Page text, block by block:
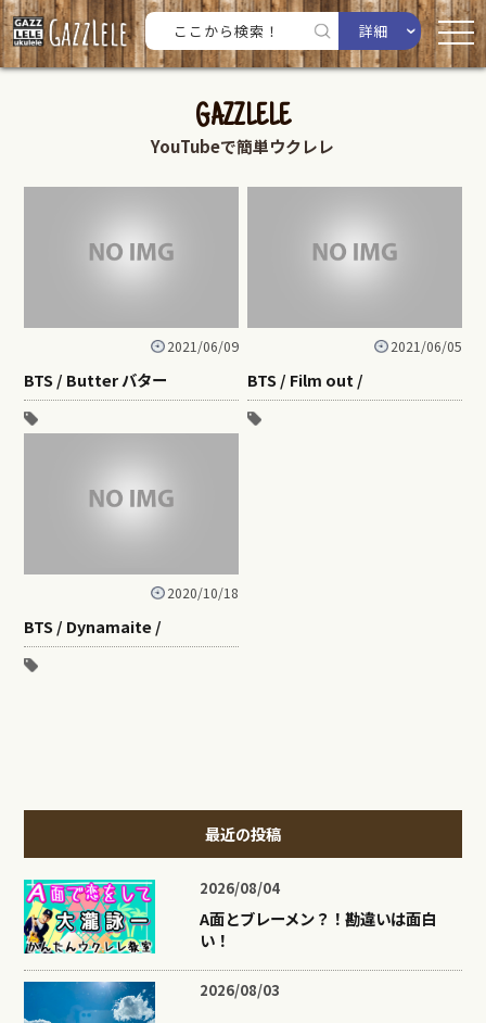
詳細
GAZZLELE
YouTubeで簡単ウクレレ
2021/06/09
BTS / Butter バター
2021/06/05
BTS / Film out /
2020/10/18
BTS / Dynamaite /
最近の投稿
2026/08/04
A面とブレーメン？！勘違いは面白
い！
2026/08/03